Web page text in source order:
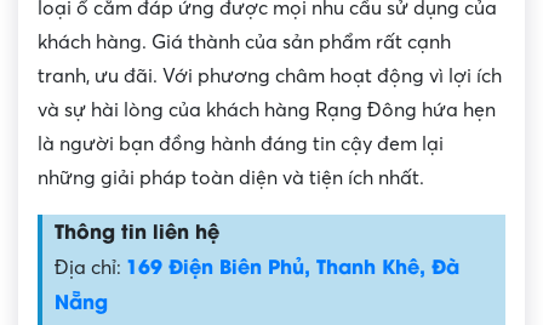
loại ổ cắm đáp ứng được mọi nhu cầu sử dụng của
khách hàng. Giá thành của sản phẩm rất cạnh
tranh, ưu đãi. Với phương châm hoạt động vì lợi ích
và sự hài lòng của khách hàng Rạng Đông hứa hẹn
là người bạn đồng hành đáng tin cậy đem lại
những giải pháp toàn diện và tiện ích nhất.
Thông tin liên hệ
Địa chỉ: 169 Điện Biên Phủ, Thanh Khê, Đà
Nẵng